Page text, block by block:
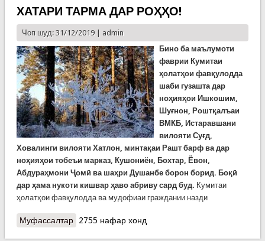
ХАТАРИ ТАРМА ДАР РОҲҲО!
Чоп шуд: 31/12/2019 | admin
Бино ба маълумоти
фаврии Кумитаи
ҳолатҳои фавқулодда
шаби гузашта дар
ноҳияҳои Ишкошим,
Шуғнон, Роштқалъаи
ВМКБ, Истаравшани
вилояти Суғд,
Ховалинги вилояти Хатлон, минтақаи Рашт барф ва дар
ноҳияҳои тобеъи марказ, Кушониён, Бохтар, Ёвон,
Абдураҳмони Ҷомӣ ва шаҳри Душанбе борон борид. Боқӣ
дар ҳама нукоти кишвар ҳаво абриву сард буд. Кумитаи
ҳолатҳои фавқулодда ва мудофиаи граждании назди
Муфассалтаро Ҳушдори Кумитаи ҳолатҳои фавқулодда:
2755 нафар хонд